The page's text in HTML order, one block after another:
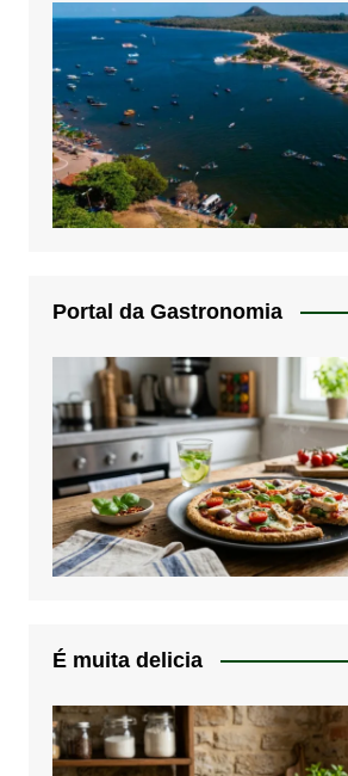
Portal da Gastronomia
É muita delicia